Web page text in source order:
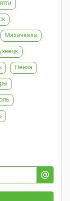
Махачкала
Пенза